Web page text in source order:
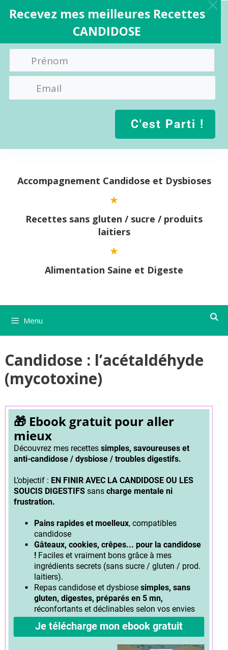
contenuAccompagnement Candidose et Dysbioses
Recettes sans gluten / sucre / produits
laitiers
Alimentation Saine et Digeste
Menu
Candidose : l’acétaldéhyde
(mycotoxine)
Recevez mes meilleures Recettes
CANDIDOSE
C'est Parti !